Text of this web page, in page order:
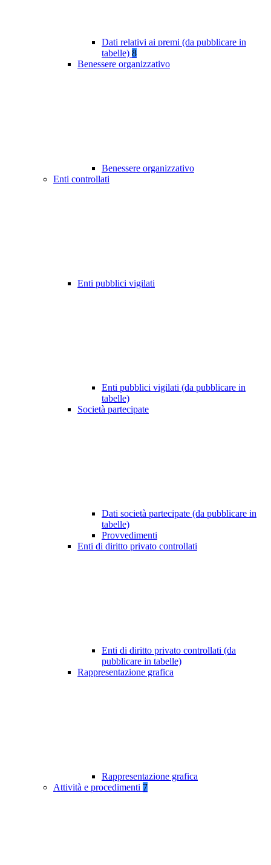
Dati relativi ai premi (da pubblicare in
tabelle) 8
Benessere organizzativo
Benessere organizzativo
Enti controllati
Enti pubblici vigilati
Enti pubblici vigilati (da pubblicare in
tabelle)
Società partecipate
Dati società partecipate (da pubblicare in
tabelle)
Provvedimenti
Enti di diritto privato controllati
Enti di diritto privato controllati (da
pubblicare in tabelle)
Rappresentazione grafica
Rappresentazione grafica
Attività e procedimenti 7